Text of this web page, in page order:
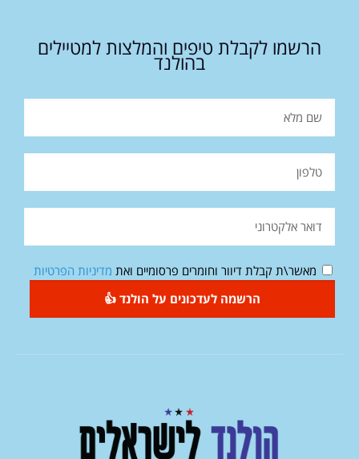
הרשמו לקבלת טיפים והמלצות למטיילים
בהולנד
מאשר\ת קבלת דיוור וחומרים פרסומיים ואת מדיניות הפרטיות
הרשמה לעדכונים על הולנד 👍